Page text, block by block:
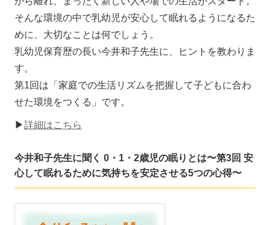
そんな環境の中で乳幼児が安心して眠れるようになるた
めに、大切なことは何でしょう。
乳幼児保育歴の長い今井和子先生に、ヒントを教わりま
す。
第1回は「家庭での生活リズムを把握して子どもに合わ
せた環境をつくる」です。
▶詳細はこちら
今井和子先生に聞く 0・1・2歳児の眠りとは〜第3回 安
心して眠れるために気持ちを安定させる5つの心得〜